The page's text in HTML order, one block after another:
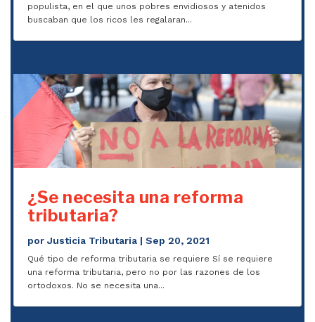
populista, en el que unos pobres envidiosos y atenidos
buscaban que los ricos les regalaran...
¿Se necesita una reforma
tributaria?
porJusticia Tributaria |Sep 20, 2021
Qué tipo de reforma tributaria se requiere Sí se requiere
una reforma tributaria, pero no por las razones de los
ortodoxos. No se necesita una...